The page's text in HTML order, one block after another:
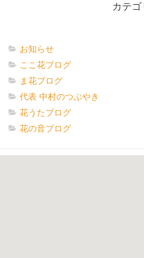
カテゴ
お知らせ
ここ花ブログ
ま花ブログ
代表 中村のつぶやき
花うたブログ
花の音ブログ